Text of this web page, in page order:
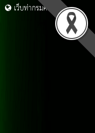
เว็บท่ากรมศิลปากร